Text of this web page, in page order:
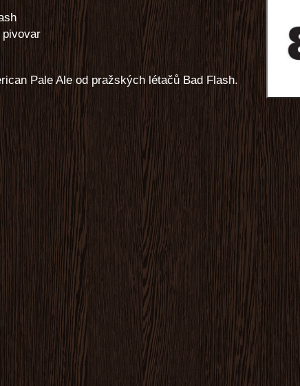
Pale Ale od pražských létačů Bad Flash.